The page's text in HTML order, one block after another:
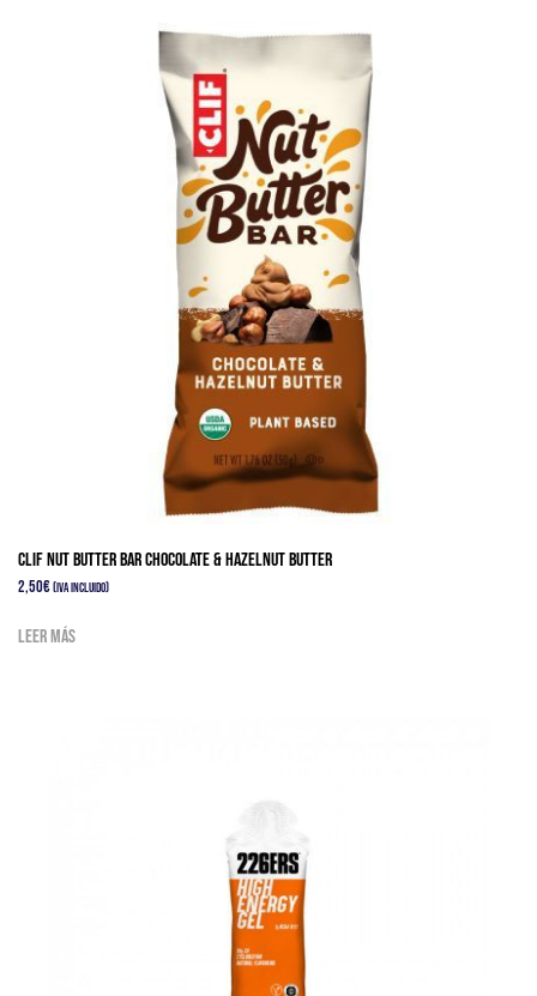
Clif NUT BUTTER BAR CHOCOLATE & HAZELNUT BUTTER
2,50€(IVA Incluido)
Leer más